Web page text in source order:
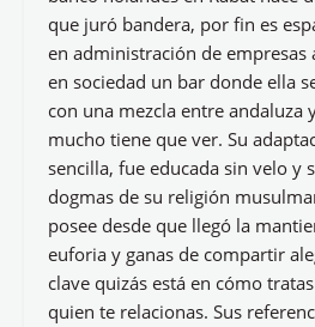
que juró bandera, por fin es
en administración de empresas
en sociedad un bar donde ella
con una mezcla entre andaluza
mucho tiene que ver. Su
sencilla, fue educada sin velo y
dogmas de su religión
posee desde que llegó la
euforia y ganas de compartir
clave quizás está en cómo
quien te relacionas. Sus